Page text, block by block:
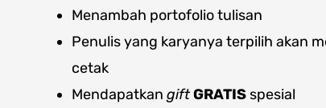
Menambah portofolio tulisan
Penulis yang karyanya terpilih akan
cetak
Mendapatkan giftGRATIS spesial